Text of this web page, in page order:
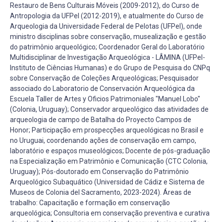
Restauro de Bens Culturais Móveis (2009-2012), do Curso de
Antropologia da UFPel (2012-2019), e atualmente do Curso de
Arqueologia da Universidade Federal de Pelotas (UFPel), onde
ministro disciplinas sobre conservação, musealização e gestão
do patrimônio arqueológico; Coordenador Geral do Laboratório
Multidisciplinar de Investigação Arqueológica - LÂMINA (UFPel-
Instituto de Ciências Humanas) e do Grupo de Pesquisa do CNPq
sobre Conservação de Coleções Arqueológicas; Pesquisador
associado do Laboratorio de Conservación Arqueológica da
Escuela Taller de Artes y Oficios Patrimoniales "Manuel Lobo"
(Colonia, Uruguay); Conservador arqueológico das atividades de
arqueologia de campo de Batalha do Proyecto Campos de
Honor; Participação em prospecções arqueológicas no Brasil e
no Uruguai, coordenando ações de conservação em campo,
laboratório e espaços museológicos; Docente de pós-graduação
na Especialização em Patrimônio e Comunicação (CTC Colonia,
Uruguay); Pós-doutorado em Conservação do Patrimônio
Arqueológico Subaquático (Universidad de Cádiz e Sistema de
Museos de Colonia del Sacramento, 2023-2024). Áreas de
trabalho: Capacitação e formação em conservação
arqueológica; Consultoria em conservação preventiva e curativa